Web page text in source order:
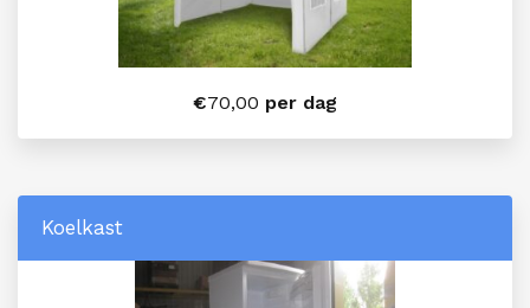
€70,00 per dag
Koelkast